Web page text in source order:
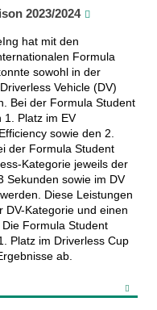
2023/2024
hat mit den
Formula
sowohl in der
Vehicle (DV)
Bei der Formula Student
1. Platz im EV
sowie den 2.
der Formula Student
Kategorie jeweils der
Sekunden sowie im DV
Diese Leistungen
DV-Kategorie und einen
Formula Student
Platz im Driverless Cup
ab.